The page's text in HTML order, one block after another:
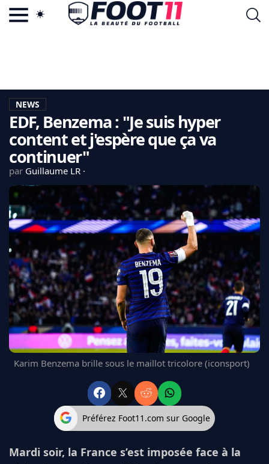
LA CHARTE
VIE PRIVÉE
CGU
CONTACTEZ-NOUS
MERCATO
CDM 2026
EDF
PSG
LIGUE 1
REAL MADRID
FC BARCELONE
MANCHESTER UNITED
CHELSEA
ARSENAL
L'AVIS DE LA RÉDAC'
NEWS
EDF, Benzema : "Je suis hyper
content et j'espère que ça va
continuer"
par Guillaume LR
Karim Benzema brille sous le maillot tricolore (iconsport)
Préférez Foot11.com sur Google
Mardi soir, la France s’est imposée face à la